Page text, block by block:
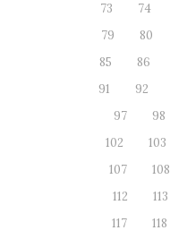
73
74
79
80
85
86
91
92
97
98
102
103
107
108
112
113
117
118